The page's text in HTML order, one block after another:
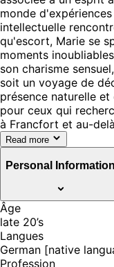
monde
intellectuelle
qu'escort, Marie se
moments
son charisme
soit un voyage de
présence naturelle
pour ceux qui
à Francfort et au-
Read more
Personal Information
Âge
late 20’s
Langues
German [native
Profession